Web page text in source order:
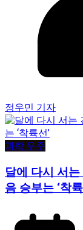
정우민 기자
과학·우주
달에 다시 서
음 승부는 ‘착륙